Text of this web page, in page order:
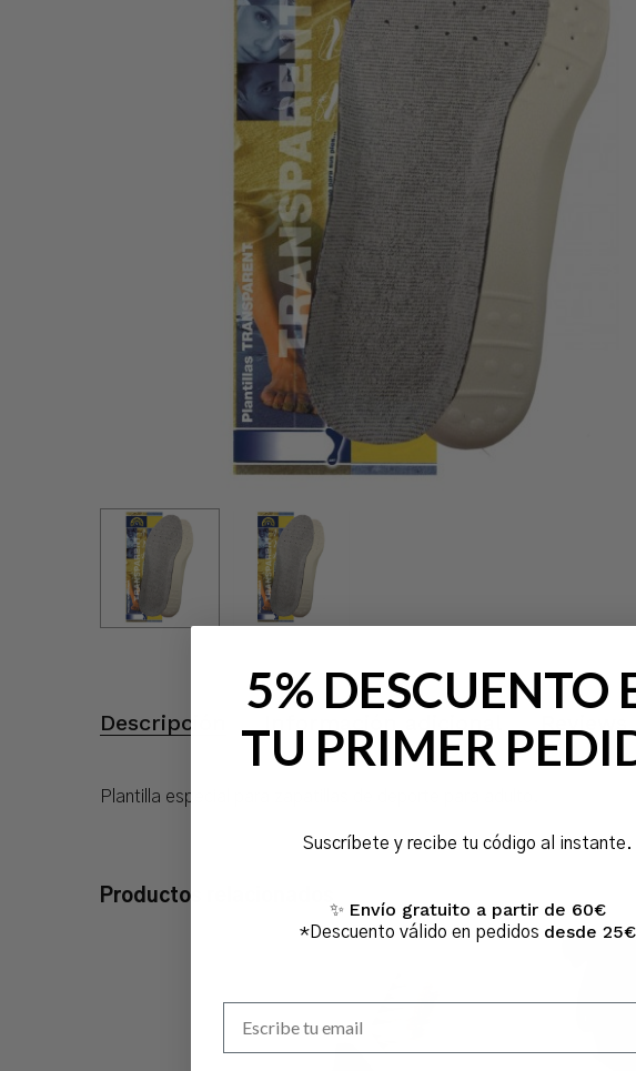
Descripción
Plantilla especial para zapatillas de deporte para adulto.
Productos relacionados
5% DESCUENTO
TU PRIMER
Suscríbete y recibe tu código al instante.
✨ Envío gratuito a partir de 60€
*Descuento válido en pedidos desde 25€